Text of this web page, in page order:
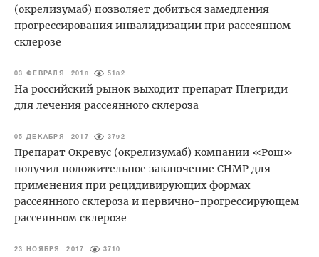
(окрелизумаб) позволяет добиться замедления
прогрессирования инвалидизации при рассеянном
склерозе
03 ФЕВРАЛЯ 2018 5182
На российский рынок выходит препарат Плегриди
для лечения рассеянного склероза
05 ДЕКАБРЯ 2017 3792
Препарат Окревус (окрелизумаб) компании «Рош»
получил положительное заключение CHMP для
применения при рецидивирующих формах
рассеянного склероза и первично-прогрессирующем
рассеянном склерозе
23 НОЯБРЯ 2017 3710